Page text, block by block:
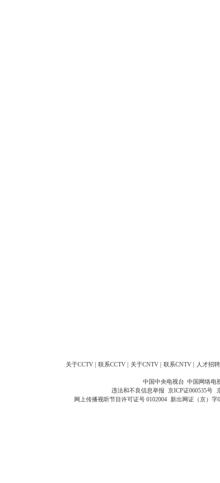
关于CCTV 联系CCTV 关于CNTV 联系CNTV 人才招聘
中国中央电视台 中国网络电
违法和不良信息举报 京ICP证060535号
网上传播视听节目许可证号 0102004 新出网证（京）